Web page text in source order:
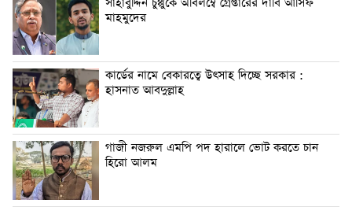
মাহমুদের
কার্ডের নামে বেকারত্বে উৎসাহ দিচ্ছে সরকার :
হাসনাত আবদুল্লাহ
গাজী নজরুল এমপি পদ হারালে ভোট করতে চান
হিরো আলম